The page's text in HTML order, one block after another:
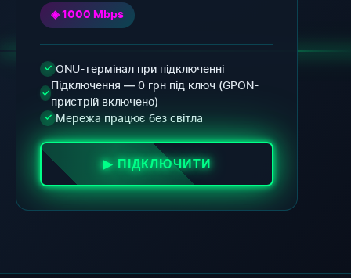
◈ 1000 Mbps
✓ ONU-термінал при підключенні
✓
Підключення — 0 грн під ключ (GPON-
пристрій включено)
✓ Мережа працює без світла
▶ ПІДКЛЮЧИТИ